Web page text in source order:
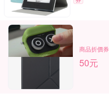
商品折價券
50元